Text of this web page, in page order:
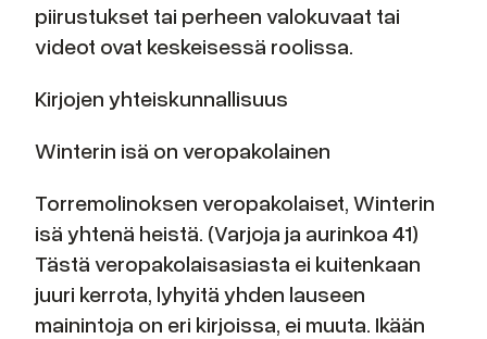
piirustukset tai perheen valokuvaat tai
videot ovat keskeisessä roolissa.
Kirjojen yhteiskunnallisuus
Winterin isä on veropakolainen
Torremolinoksen veropakolaiset, Winterin
isä yhtenä heistä. (Varjoja ja aurinkoa 41)
Tästä veropakolaisasiasta ei kuitenkaan
juuri kerrota, lyhyitä yhden lauseen
mainintoja on eri kirjoissa, ei muuta. Ikään